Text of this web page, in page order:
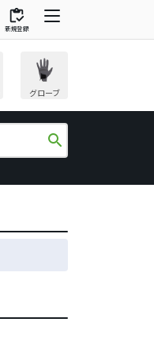
inventory
新規登録
グローブ
search